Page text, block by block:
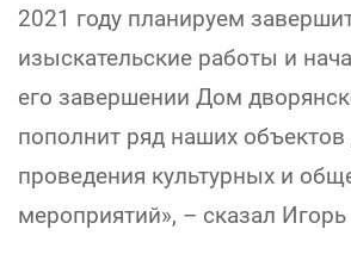
2021 году планируем
изыскательские работы и
его завершении Дом
пополнит ряд наших объектов
проведения культурных и
мероприятий», – сказал Игорь